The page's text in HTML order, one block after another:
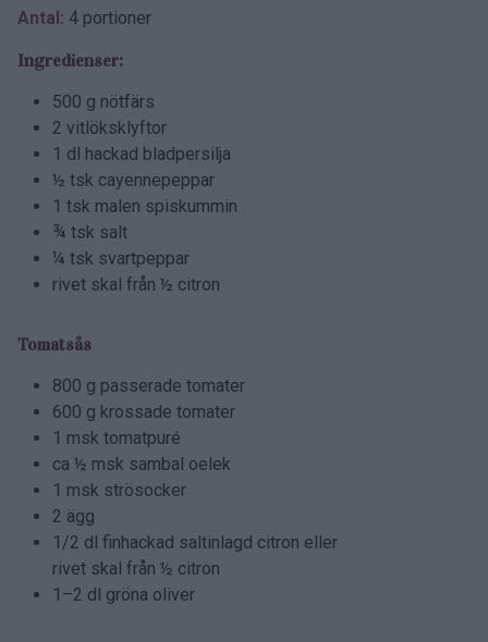
Antal: 4 portioner
Ingredienser:
500 g nötfärs
2 vitlöksklyftor
1 dl hackad bladpersilja
½ tsk cayennepeppar
1 tsk malen spiskummin
¾ tsk salt
¼ tsk svartpeppar
rivet skal från ½ citron
Tomatsås
800 g passerade tomater
600 g krossade tomater
1 msk tomatpuré
ca ½ msk sambal oelek
1 msk strösocker
2 ägg
1/2 dl finhackad saltinlagd citron eller
rivet skal från ½ citron
1–2 dl gröna oliver